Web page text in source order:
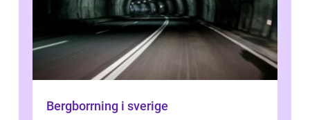
Bergborrning i sverige